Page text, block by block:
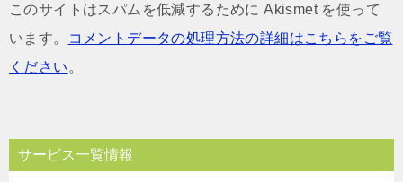
このサイトはスパムを低減するために Akismet を使って
います。
コメントデータの処理方法の詳細はこちらをご覧
ください 。
サービス一覧情報